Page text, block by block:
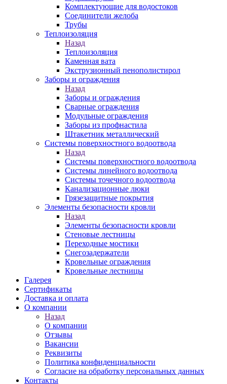
Комплектующие для водостоков
Соединители желоба
Трубы
Теплоизоляция
Назад
Теплоизоляция
Каменная вата
Экструзионный пенополистирол
Заборы и ограждения
Назад
Заборы и ограждения
Сварные ограждения
Модульные ограждения
Заборы из профнастила
Штакетник металлический
Системы поверхностного водоотвода
Назад
Системы поверхностного водоотвода
Системы линейного водоотвода
Системы точечного водоотвода
Канализационные люки
Грязезащитные покрытия
Элементы безопасности кровли
Назад
Элементы безопасности кровли
Стеновые лестницы
Переходные мостики
Снегозадержатели
Кровельные ограждения
Кровельные лестницы
Галерея
Сертификаты
Доставка и оплата
О компании
Назад
О компании
Отзывы
Вакансии
Реквизиты
Политика конфиденциальности
Согласие на обработку персональных данных
Контакты